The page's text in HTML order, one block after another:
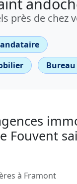
près de chez
Fouvent
à Framont